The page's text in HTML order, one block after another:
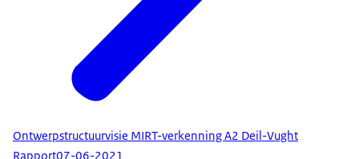
Ontwerpstructuurvisie MIRT-verkenning A2 Deil-Vught
Rapport07-06-2021